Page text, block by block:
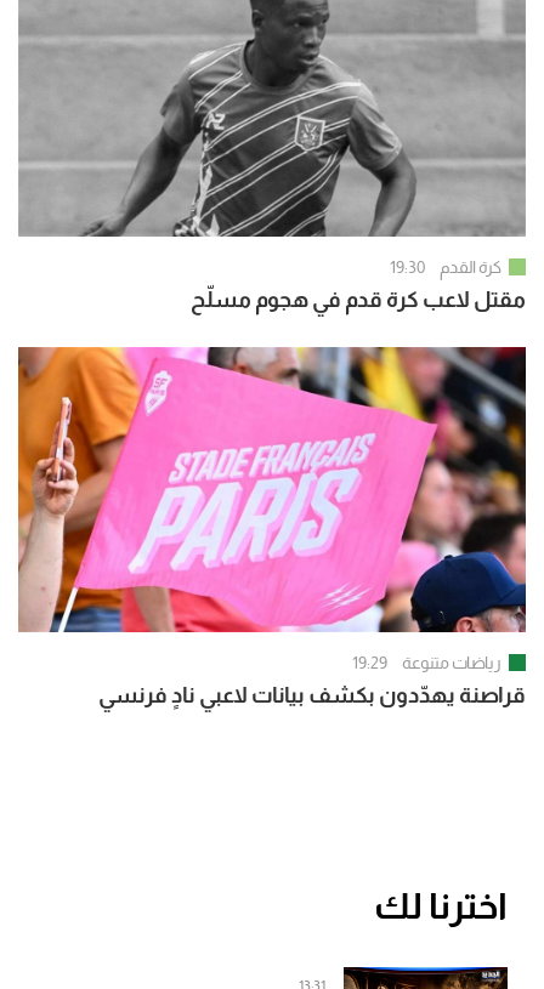
كرة القدم 19:30
مقتل لاعب كرة قدم في هجوم مسلّح
رياضات متنوعة 19:29
قراصنة يهدّدون بكشف بيانات لاعبي نادٍ فرنسي
اخترنا لك